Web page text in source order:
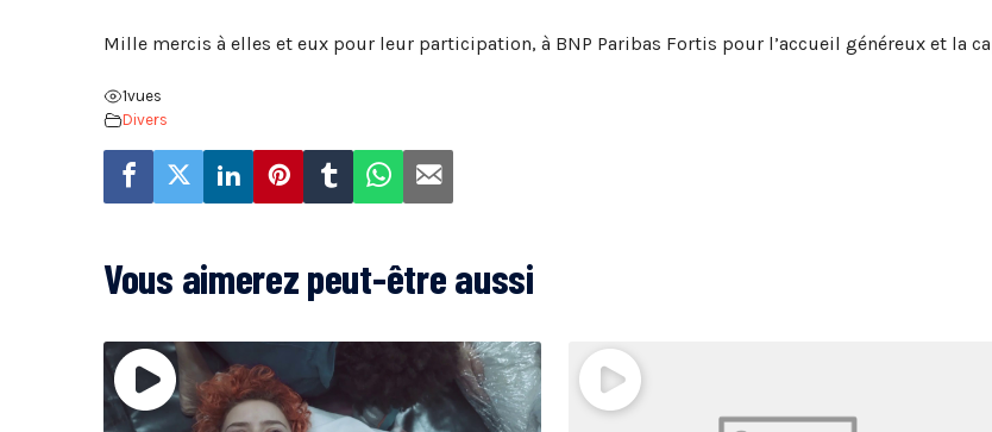
Mille mercis à elles et eux pour leur participation, à BNP Paribas Fortis pour l’accueil généreux et la
1vues
Divers
Vous aimerez peut-être aussi